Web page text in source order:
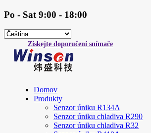
Po - Sat 9:00 - 18:00
Získejte doporučení snímače
Domov
Produkty
Senzor úniku R134A
Senzor úniku chladiva R290
Senzor úniku chladiva R32